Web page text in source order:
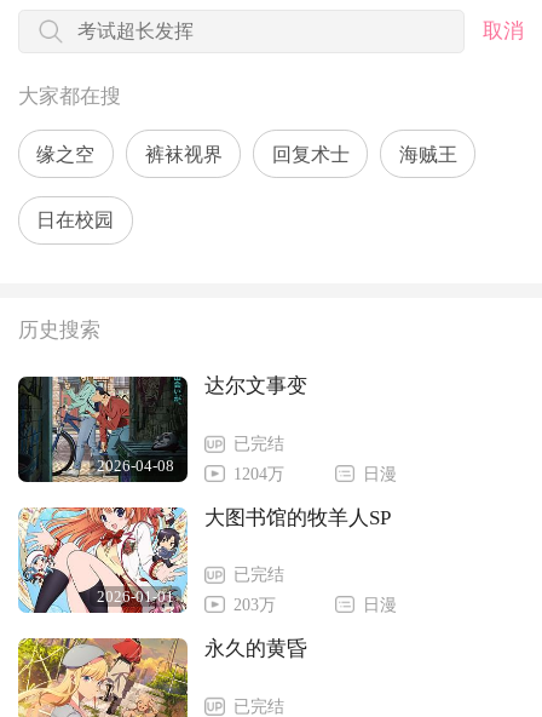
取消
大家都在搜
缘之空 裤袜视界 回复术士 海贼王
日在校园
历史搜索
2026-04-08
达尔文事变
已完结
1204万
日漫
2026-01-01
大图书馆的牧羊人SP
已完结
203万
日漫
永久的黄昏
已完结